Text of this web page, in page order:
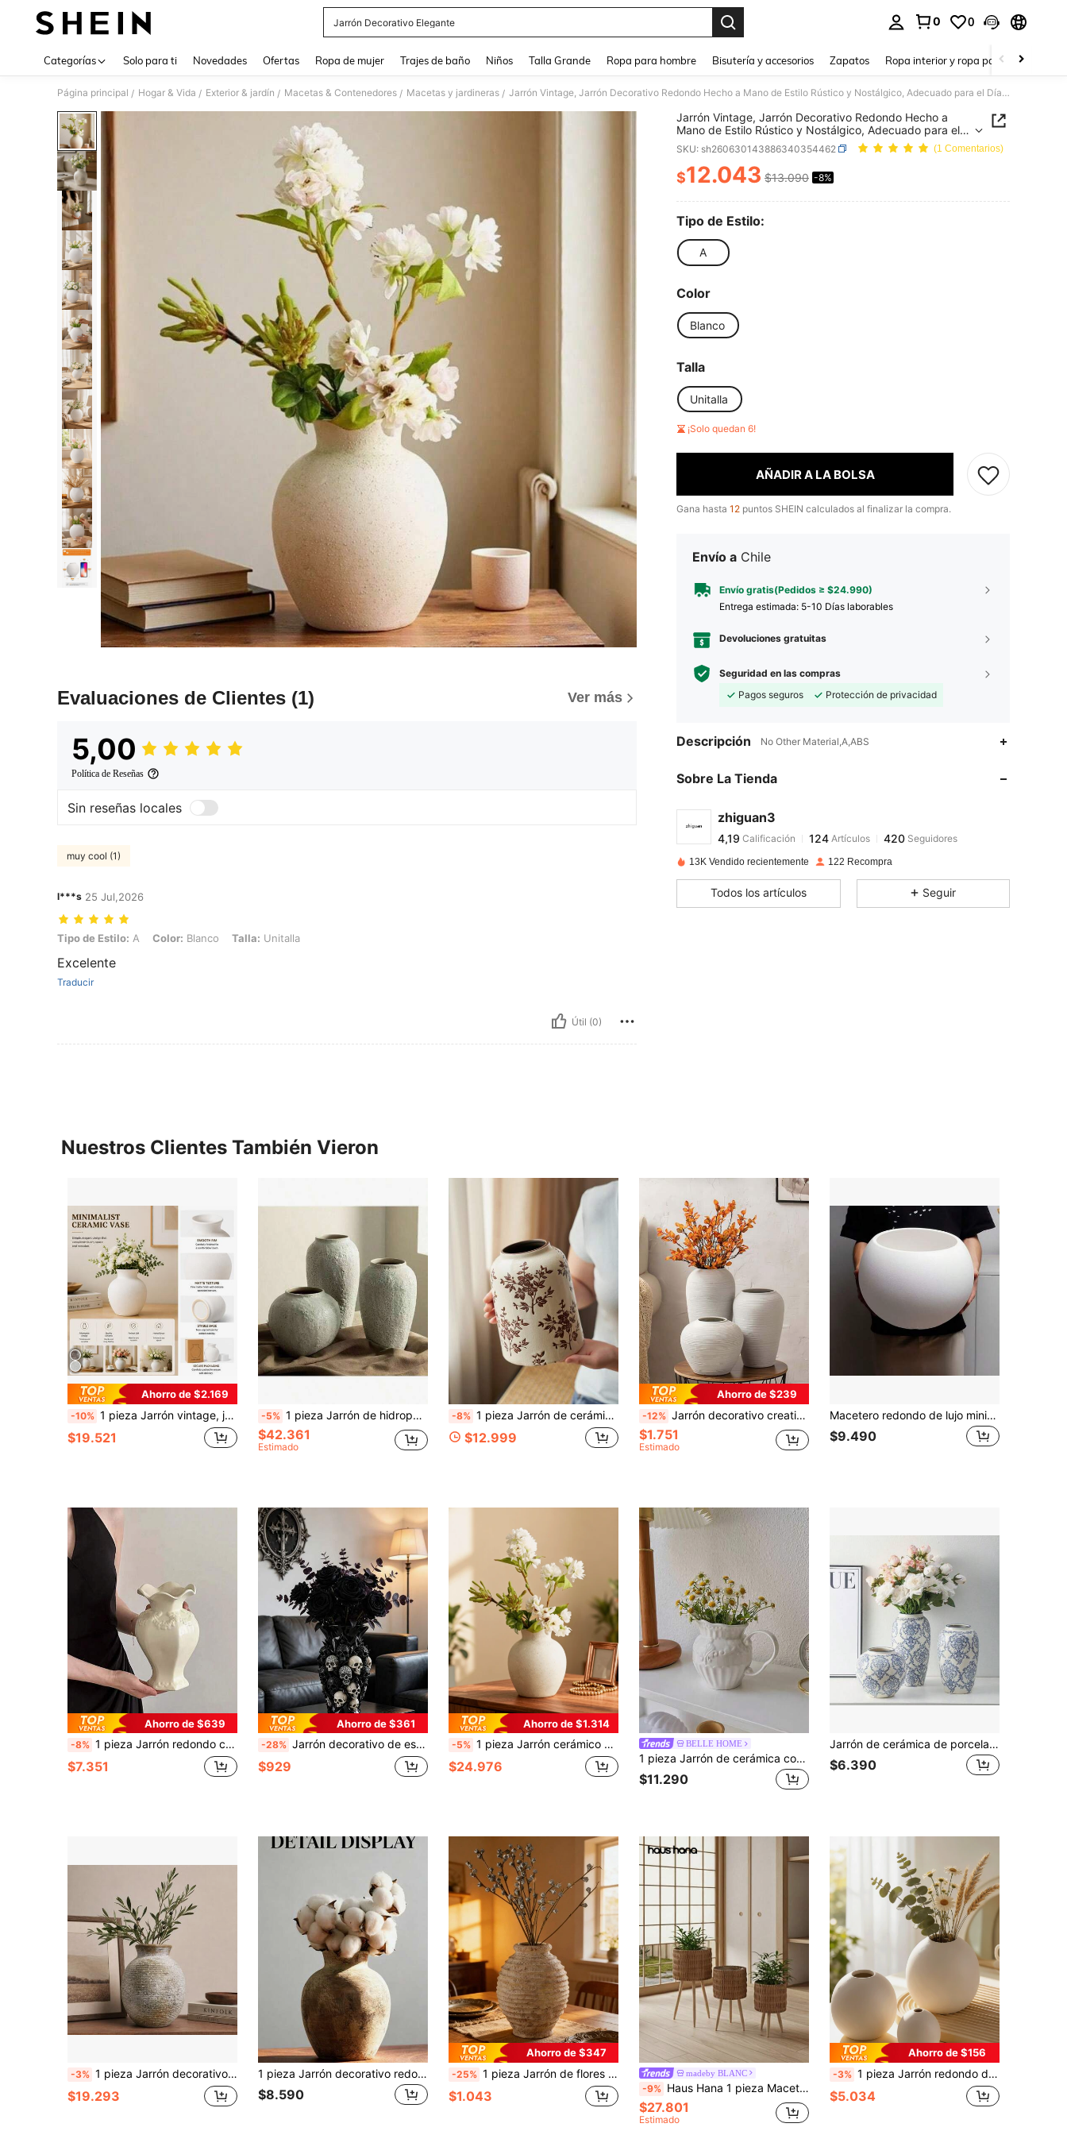
Jarrón Decorativo Elegante
0 0
Categorías Solo para ti Novedades Ofertas Ropa de mujer Trajes de baño Niños Talla Grande Ropa para hombre Bisutería y accesorios Zapatos Ropa interior y ropa para dormir
Página principal / Hogar & Vida / Exterior & jardín / Macetas & Contenedores / Macetas y jardineras / Jarrón Vintage, Jarrón Decorativo Redondo Hecho a Mano de Estilo Rústico y Nostálgico, Adecuado para el Día de San Valentín, Reuniones Familiares de Acción de Gracias, Sala de Estar, Oficina, Decoración de Entrada, Jarrón Decorativo
Evaluaciones de Clientes (1) Ver más
5,00
Política de Reseñas
Sin reseñas locales
muy cool (1)
l***s 25 Jul,2026
Tipo de Estilo: A, Color: Blanco, Talla: Unitalla
Tipo de Estilo: A Color: Blanco Talla: Unitalla
Excelente
Traducir
Útil (0)
Jarrón Vintage, Jarrón Decorativo Redondo Hecho a
Mano de Estilo Rústico y Nostálgico, Adecuado para el
Día de San Valentín, Reuniones Familiares de Acción de
Gracias, Sala de Estar, Oficina, Decoración de Entrada,
Jarrón Decorativo
SKU: sh260630143886340354462 (1 Comentarios)
PRICE AND AVAILABILITY
$12.043 $13.090 -8%
Tipo de Estilo:
A
Color
Blanco
Talla
Unitalla
¡Solo quedan 6!
AÑADIR A LA BOLSA
Gana hasta 12 puntos SHEIN calculados al finalizar la compra.
Envío a Chile
Envío gratis(Pedidos ≥ $24.990)
Entrega estimada: 5-10 Días laborables
Devoluciones gratuitas
Seguridad en las compras
Pagos seguros
Protección de privacidad
Descripción No Other Material,A,ABS
Sobre La Tienda
zhiguan3
4,19 124
4,19
4,19 Calificación 124 Artículos 420 Seguidores
d***5pagó Hace 1 día
4,19 124 420
13K Vendido recientemente 122 Recompra
Todos los artículos Seguir
Nuestros Clientes También Vieron
Ahorro de $2.169
-10% 1 pieza Jarrón vintage, jarrón decorativo redondo de cerámica rústica y retro hecho a mano, adecuado para el Día de San Valentín, Acción de Gracias, reuniones en el hogar, decoración para la sala de estar, oficina, entrada
$19.521
-5% 1 pieza Jarrón de hidroponía de cerámica minimalista nórdica gruesa, diseño retro, jarrón de burbujas, adecuado para decoración del hogar, juego de jarrones minimalistas modernos, adecuado para flores frescas, jarrón de estilo bohemio, adecuado para casa de campo, sala de estar, comedor, mesa de comedor, escritorio, estantería, decoración central, decoración del hogar, decoración de escritorio, decoración de habitación, decoración floral, jarrón de vidrio
$42.361
Estimado
-8% 1 pieza Jarrón de cerámica vintage, jarrón floral bohemio hecho a mano con diseño pintado a mano y acabado de esmalte craquelado, jarrón decorativo de estilo granja para sala de estar, centro de mesa de comedor, decoración de estantería, soporte para flores frescas o secas, regalo de decoración del hogar elegante
$12.999
Ahorro de $239
-12% Jarrón decorativo creativo de estilo nórdico moderno, adecuado para sala de estar, mueble de TV, exhibición de flores, regalo de cumpleaños y graduación, decoración del hogar, decoración de la habitación,
$1.751
Estimado
Macetero redondo de lujo minimalista, adecuado para decorar la sala de estar, el estudio, el dormitorio y el gabinete de TV. Macetero de resina gruesa para plantas como el ave del paraíso y la monstera.
$9.490
Ahorro de $639
-8% 1 pieza Jarrón redondo con patrón de rosa en relieve estilo vintage, adecuado para decoración de mesa, sala de estar, dormitorio, oficina, boda al aire libre o centro de mesa, también es un excelente regalo para el Día de la Madre
$7.351
Ahorro de $361
-28% Jarrón decorativo de estilo gótico, maceta de resina para interiores y exteriores, adecuado para el hogar y el jardín, maceta de estilo rústico para escritorio, decoración retro para sala de estar, dormitorio, cocina, estantería, escritorio de oficina, mesa de café, chimenea, adecuado para decoración del hogar en Halloween, San Valentín, Navidad, jarrón, decoración de jarrón, decoración del hogar, decoración del dormitorio, decoración de la habitación, decoración de centro de mesa de boda, boda, decoración de boda, decoración de mesa
$929
Ahorro de $1.314
-5% 1 pieza Jarrón cerámico vintage, jarrones decorativos hechos a mano rústicos y retro, adecuados para reuniones en el hogar, decoración de la sala de estar, la iglesia, la oficina, la entrada, decoración de jarrones para flores, jarrones de vidrio
$24.976
BELLE HOME
1 pieza Jarrón de cerámica con relieve de estilo europeo minimalista y retro para decoración de sala de estar, adorno con forma de jarra de leche blanca, regalo para cumpleaños, graduación y decoración del hogar
$11.290
Jarrón de cerámica de porcelana azul y blanca vintage, adecuado para la sala de estar del hogar
$6.390
-3% 1 pieza Jarrón decorativo de cerámica redondo hecho a mano de estilo vintage, estilo rústico y nostálgico, adecuado para el Día de San Valentín, Acción de Gracias, fiesta en casa, sala de estar, oficina, decoración de entrada, adorno, jarrón para flores
$19.293
1 pieza Jarrón decorativo redondo de cerámica vintage hecho a mano, jarrón de estilo rústico nostálgico con textura, jarrón de decoración de lujo para el hogar, adecuado para el Día de San Valentín, Acción de Gracias, reuniones familiares, sala de estar, oficina, entrada, centro de mesa del comedor, decoración de otoño, decoración de jardín exterior, adorno de diseño interior coreano, decoración de Halloween, decoración de oficina
$8.590
Ahorro de $347
-25% 1 pieza Jarrón de flores de cerámica gruesa vintage, jarrón desgastado de decoración del hogar clásica hecho a mano, adecuado para arreglos florales interiores, jarrón de vidrio artesanal retro para decoración del hogar
$1.043
madeby BLANC
-9% Haus Hana 1 pieza Maceta tejida a mano nórdica, maceta decorativa para interior/exterior para verdor
$27.801
Estimado
Ahorro de $156
-3% 1 pieza Jarrón redondo de resina, decoración esférica falsa hecha a mano para interiores/exteriores, hecho de resina, decoración del hogar estilo bohemio, regalo adecuado para mesa de comedor, salón de banquetes de boda, sala de estar, oficina, entrada, mesa de café, regalo de cumpleaños o graduación
$5.034